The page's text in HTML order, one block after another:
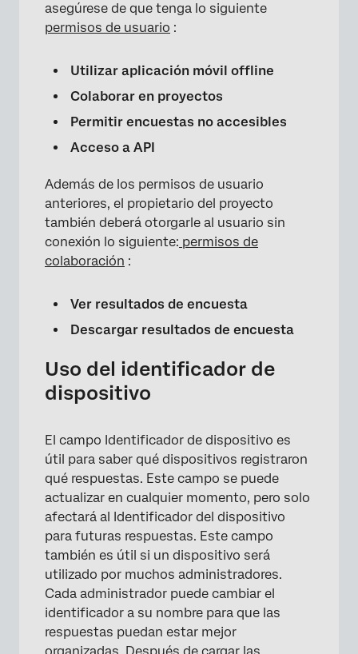
asegúrese de que tenga lo siguiente
permisos de usuario :
Utilizar aplicación móvil offline
Colaborar en proyectos
Permitir encuestas no accesibles
Acceso a API
Además de los permisos de usuario
anteriores, el propietario del proyecto
también deberá otorgarle al usuario sin
conexión lo siguiente: permisos de
colaboración :
Ver resultados de encuesta
Descargar resultados de encuesta
Uso del identificador de
dispositivo
El campo Identificador de dispositivo es
útil para saber qué dispositivos registraron
qué respuestas. Este campo se puede
actualizar en cualquier momento, pero solo
afectará al Identificador del dispositivo
para futuras respuestas. Este campo
también es útil si un dispositivo será
utilizado por muchos administradores.
Cada administrador puede cambiar el
identificador a su nombre para que las
respuestas puedan estar mejor